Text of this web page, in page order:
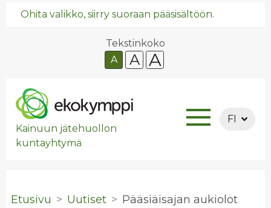
Ohita valikko, siirry suoraan pääsisältöön.
Tekstinkoko
A
A A
Kainuun jätehuollon
kuntayhtymä
FI
Etusivu Uutiset Pää­siäi­sa­jan au­kio­lot